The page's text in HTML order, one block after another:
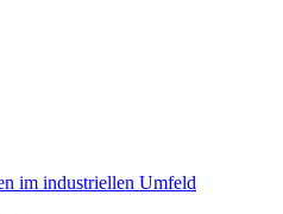
im industriellen Umfeld